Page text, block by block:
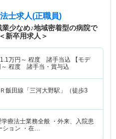
士求人(正職員)
少なめ♪地域密着型の病院で
新卒用求人＞
万円～ 程度 諸手当込 【モデ
程度 諸手当・賞与込
Ｒ飯田線「三河大野駅」（徒歩3
学療法士業務全般 ・外来、入院患
ション ・在…